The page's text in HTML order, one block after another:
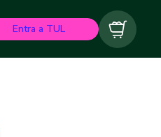
Entra a TUL Carrito